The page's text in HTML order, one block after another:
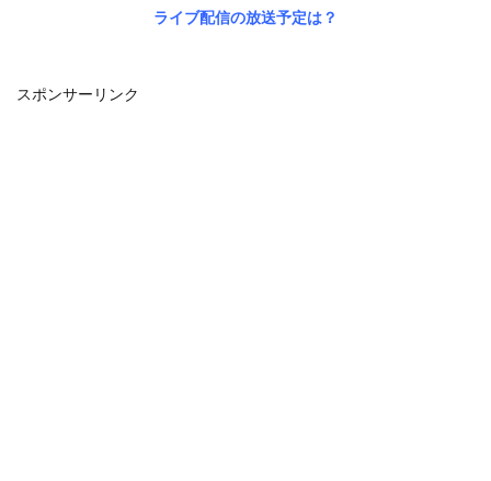
ライブ配信の放送予定は？
スポンサーリンク